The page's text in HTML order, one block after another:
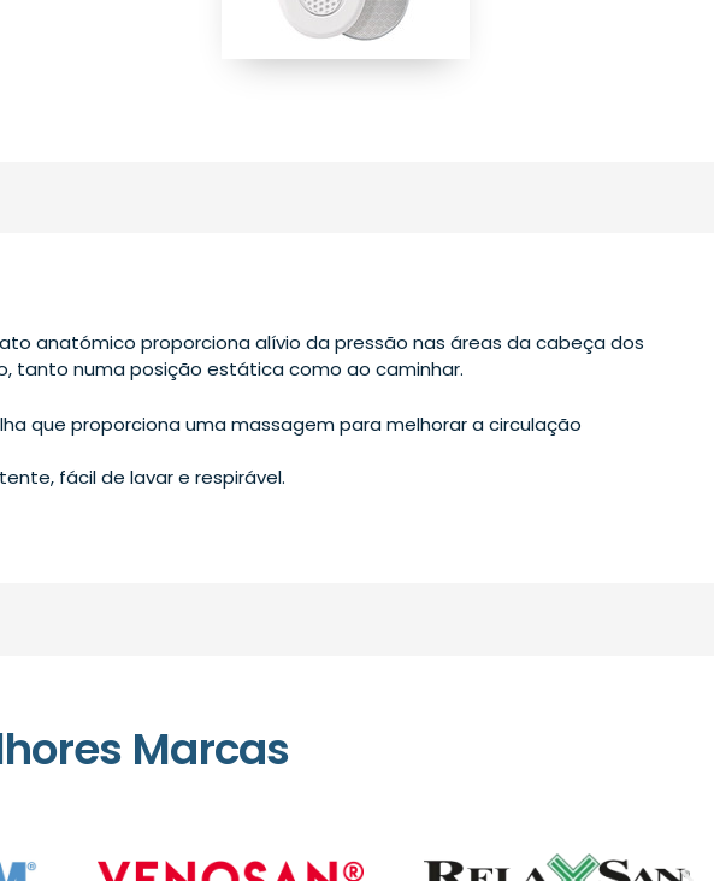
anatómico proporciona alívio da pressão nas áreas da cabeça dos
tanto numa posição estática como ao caminhar.
que proporciona uma massagem para melhorar a circulação
fácil de lavar e respirável.
Marcas